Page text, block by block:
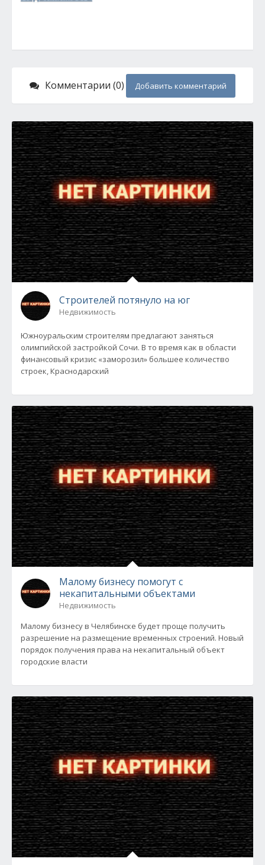
Комментарии (0) Добавить комментарий
Строителей потянуло на юг
Недвижимость
Южноуральским строителям предлагают заняться
олимпийской застройкой Сочи. В то время как в области
финансовый кризис «заморозил» большее количество
строек, Краснодарский
Малому бизнесу помогут с
некапитальными объектами
Недвижимость
Малому бизнесу в Челябинске будет проще получить
разрешение на размещение временных строений. Новый
порядок получения права на некапитальный объект
городские власти